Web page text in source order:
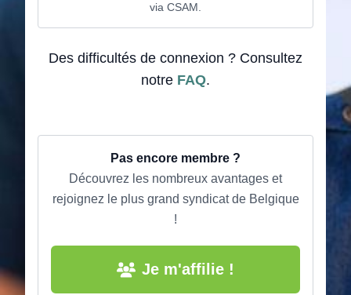
via CSAM.
Des difficultés de connexion ? Consultez
notre FAQ.
Pas encore membre ?
Découvrez les nombreux avantages et
rejoignez le plus grand syndicat de Belgique
!
Je m'affilie !